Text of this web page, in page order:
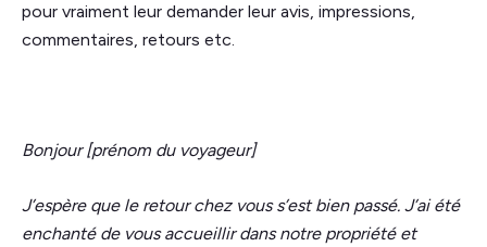
pour vraiment leur demander leur avis, impressions,
commentaires, retours etc.
Bonjour [prénom du voyageur]
J’espère que le retour chez vous s’est bien passé. J’ai été
enchanté de vous accueillir dans notre propriété et